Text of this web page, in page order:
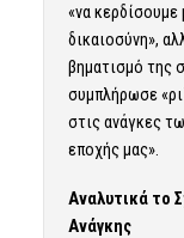
«να κερδίσουμε
δικαιοσύνη»,
βηματισμό της
συμπλήρωσε
στις ανάγκες
εποχής μας».
Αναλυτικά το
Ανάγκης